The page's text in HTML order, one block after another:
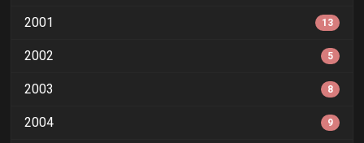
2001 13
2002 5
2003 8
2004 9